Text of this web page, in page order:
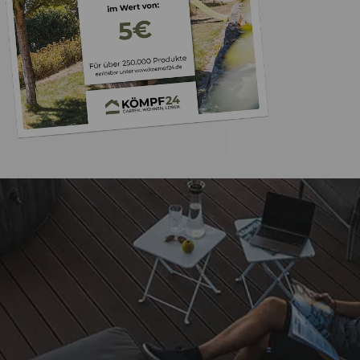
Trusted Shops
5,00/ 5
Sehr gut
„Keine